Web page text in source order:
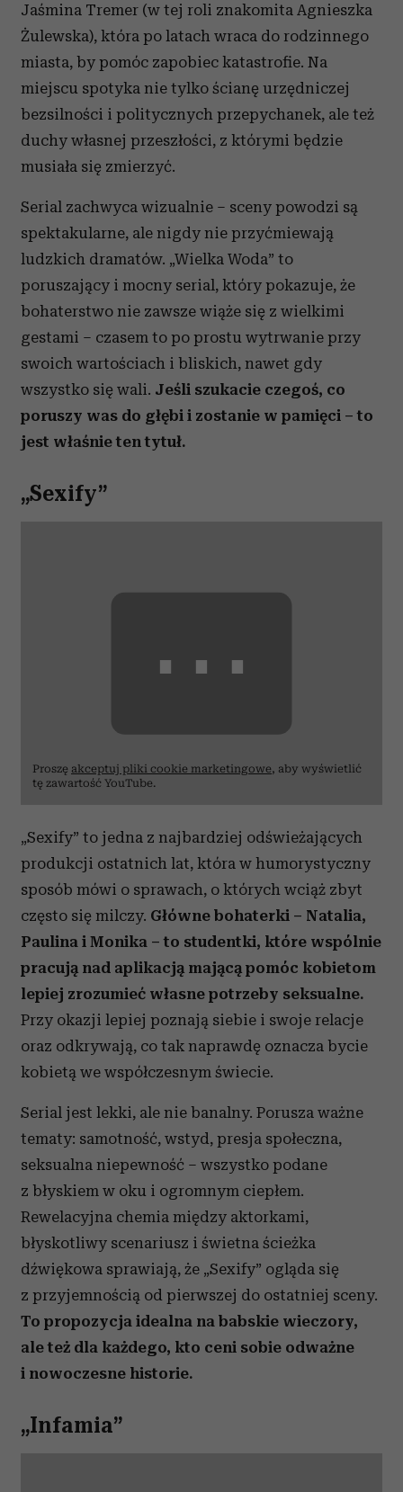
Jaśmina Tremer (w tej roli znakomita Agnieszka
Żulewska), która po latach wraca do rodzinnego
miasta, by pomóc zapobiec katastrofie. Na
miejscu spotyka nie tylko ścianę urzędniczej
bezsilności i politycznych przepychanek, ale też
duchy własnej przeszłości, z którymi będzie
musiała się zmierzyć.
Serial zachwyca wizualnie – sceny powodzi są
spektakularne, ale nigdy nie przyćmiewają
ludzkich dramatów. „Wielka Woda” to
poruszający i mocny serial, który pokazuje, że
bohaterstwo nie zawsze wiąże się z wielkimi
gestami – czasem to po prostu wytrwanie przy
swoich wartościach i bliskich, nawet gdy
wszystko się wali. Jeśli szukacie czegoś, co
poruszy was do głębi i zostanie w pamięci – to
jest właśnie ten tytuł.
„Sexify”
⋯
Proszę akceptuj pliki cookie marketingowe, aby wyświetlić
tę zawartość YouTube.
„Sexify” to jedna z najbardziej odświeżających
produkcji ostatnich lat, która w humorystyczny
sposób mówi o sprawach, o których wciąż zbyt
często się milczy. Główne bohaterki – Natalia,
Paulina i Monika – to studentki, które wspólnie
pracują nad aplikacją mającą pomóc kobietom
lepiej zrozumieć własne potrzeby seksualne.
Przy okazji lepiej poznają siebie i swoje relacje
oraz odkrywają, co tak naprawdę oznacza bycie
kobietą we współczesnym świecie.
Serial jest lekki, ale nie banalny. Porusza ważne
tematy: samotność, wstyd, presja społeczna,
seksualna niepewność – wszystko podane
z błyskiem w oku i ogromnym ciepłem.
Rewelacyjna chemia między aktorkami,
błyskotliwy scenariusz i świetna ścieżka
dźwiękowa sprawiają, że „Sexify” ogląda się
z przyjemnością od pierwszej do ostatniej sceny.
To propozycja idealna na babskie wieczory,
ale też dla każdego, kto ceni sobie odważne
i nowoczesne historie.
„Infamia”